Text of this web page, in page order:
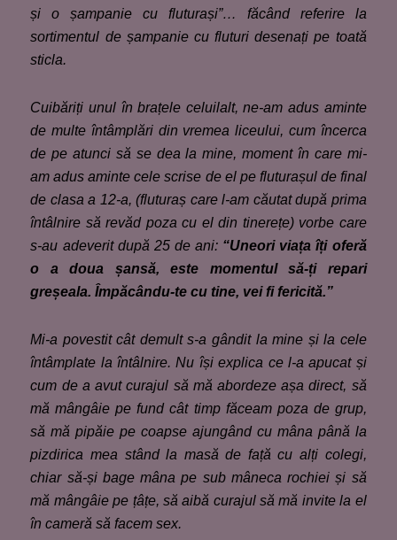
și o șampanie cu fluturași”… făcând referire la
sortimentul de șampanie cu fluturi desenați pe toată
sticla.
Cuibăriți unul în brațele celuilalt, ne-am adus aminte
de multe întâmplări din vremea liceului, cum încerca
de pe atunci să se dea la mine, moment în care mi-
am adus aminte cele scrise de el pe fluturașul de final
de clasa a 12-a, (fluturaș care l-am căutat după prima
întâlnire să revăd poza cu el din tinerețe) vorbe care
s-au adeverit după 25 de ani: “Uneori viața îți oferă
o a doua șansă, este momentul să-ți repari
greșeala. Împăcându-te cu tine, vei fi fericită.”
Mi-a povestit cât demult s-a gândit la mine și la cele
întâmplate la întâlnire. Nu își explica ce l-a apucat și
cum de a avut curajul să mă abordeze așa direct, să
mă mângâie pe fund cât timp făceam poza de grup,
să mă pipăie pe coapse ajungând cu mâna până la
pizdirica mea stând la masă de față cu alți colegi,
chiar să-și bage mâna pe sub mâneca rochiei și să
mă mângâie pe țâțe, să aibă curajul să mă invite la el
în cameră să facem sex.